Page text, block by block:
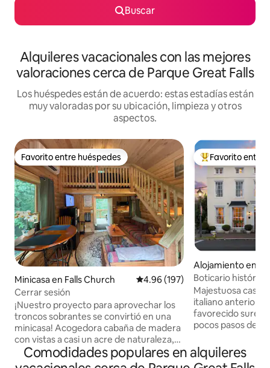
Buscar
Alquileres vacacionales con las mejores
valoraciones cerca de Parque Great Falls
Los huéspedes están de acuerdo: estas estadías están
muy valoradas por su ubicación, limpieza y otros
aspectos.
Favorito entre huéspedes
Favorito entre huéspedes
Minicasa en Falls Church Calificación promedio: 4.96 de
4.96 (197)
Cerrar sesión
¡Nuestro proyecto para aprovechar los
troncos sobrantes se convirtió en una
minicasa! Acogedora cabaña de madera
con vistas a casi un acre de naturaleza,
pero a solo minutos de todos los sitios de
DC. Perfecto para una escapada
Favorito entre
Favorito entre
Alojamiento en
Boticario histórico
Casco antiguo
Majestuosa casa
italiano anterior a
favorecido
pocos pasos de
ubicación es
pisos establecida
Comodidades populares en alquileres